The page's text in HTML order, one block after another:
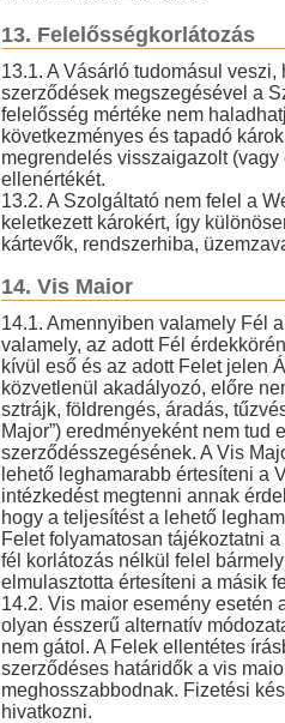
13. Felelősségkorlátozás
13.1. A Vásárló tudomásul
szerződések megszegésével a
felelősség mértéke nem
következményes és tapadó
megrendelés visszaigazolt
ellenértékét.
13.2. A Szolgáltató nem felel a
keletkezett károkért, így
kártevők, rendszerhiba,
14. Vis Maior
14.1. Amennyiben valamely Fél
valamely, az adott Fél érdekkörén
kívül eső és az adott Felet jelen
közvetlenül akadályozó, előre
sztrájk, földrengés, áradás,
Major”) eredményeként nem tud
szerződésszegésének. A Vis
lehető leghamarabb értesíteni a
intézkedést megtenni annak
hogy a teljesítést a lehető
Felet folyamatosan tájékoztatni
fél korlátozás nélkül felel
elmulasztotta értesíteni a másik
14.2. Vis maior esemény esetén
olyan ésszerű alternatív
nem gátol. A Felek ellentétes
szerződéses határidők a vis
meghosszabbodnak. Fizetési
hivatkozni.